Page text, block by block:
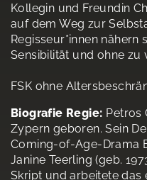
Kollegin und Freundin
auf dem Weg zur
Regisseur*innen nähern
Sensibilität und ohne zu
FSK ohne
Biografie Regie: Petros
Zypern geboren. Sein
Coming-of-Age-Drama
Janine Teerling (geb.
Skript und arbeitete das